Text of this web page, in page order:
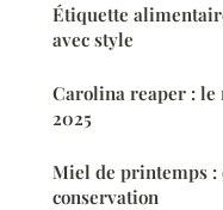
Étiquette
avec style
Carolina reaper : le
2025
Miel de printemps :
conservation